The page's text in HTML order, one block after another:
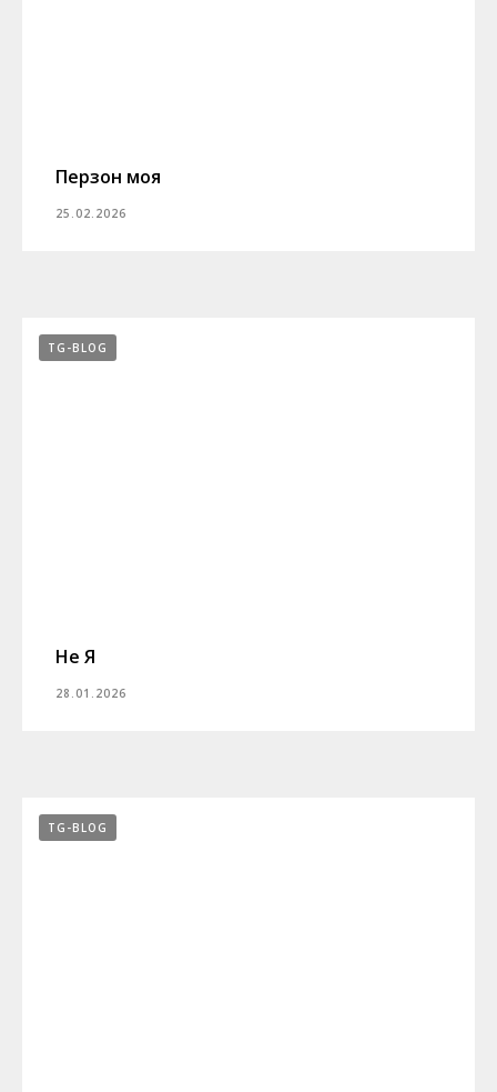
Перзон моя
25.02.2026
TG-BLOG
Не Я
28.01.2026
TG-BLOG